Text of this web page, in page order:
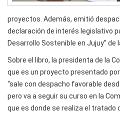
proyectos. Además, emitió
declaración de interés legislativo
Desarrollo Sostenible en Jujuy” de
Sobre el libro, la presidenta de la
que es un proyecto presentado
“sale con despacho favorable
pero va a seguir su curso en la
que es donde se realiza el tratado